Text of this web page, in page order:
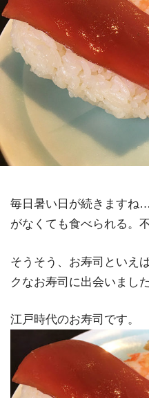
毎日暑い日が続きますね
がなくても食べられる。
そうそう、お寿司といえ
クなお寿司に出会いました
江戸時代のお寿司です。